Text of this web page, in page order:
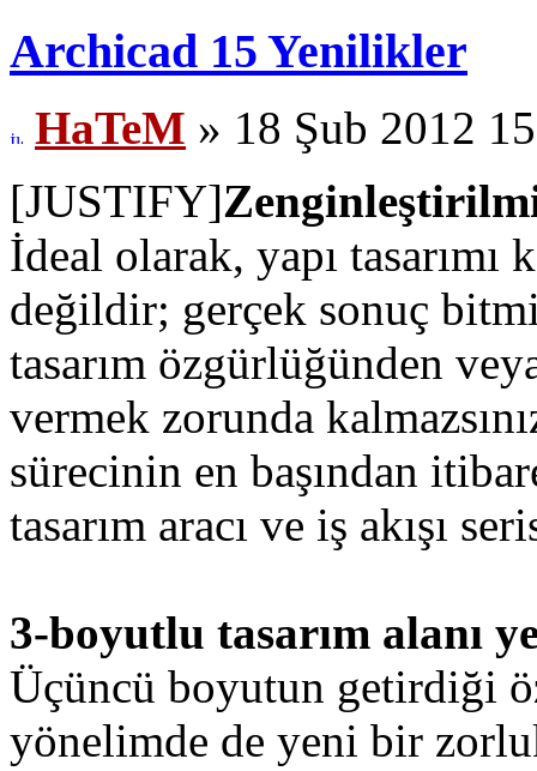
Archicad 15 Yenilikler
HaTeM » 18 Şub 2012
[JUSTIFY]
İdeal olarak, yapı tasarımı
değildir; gerçek sonuç
tasarım özgürlüğünden
vermek zorunda
sürecinin en başından
tasarım aracı ve iş akışı
3-boyutlu tasarım alanı
Üçüncü boyutun getirdiği
yönelimde de yeni bir